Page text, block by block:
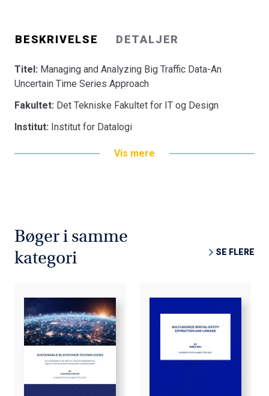
BESKRIVELSE DETALJER
Titel: Managing and Analyzing Big Traffic Data-An
Uncertain Time Series Approach
Fakultet: Det Tekniske Fakultet for IT og Design
Institut: Institut for Datalogi
Vis mere
Bøger i samme
kategori
SE FLERE